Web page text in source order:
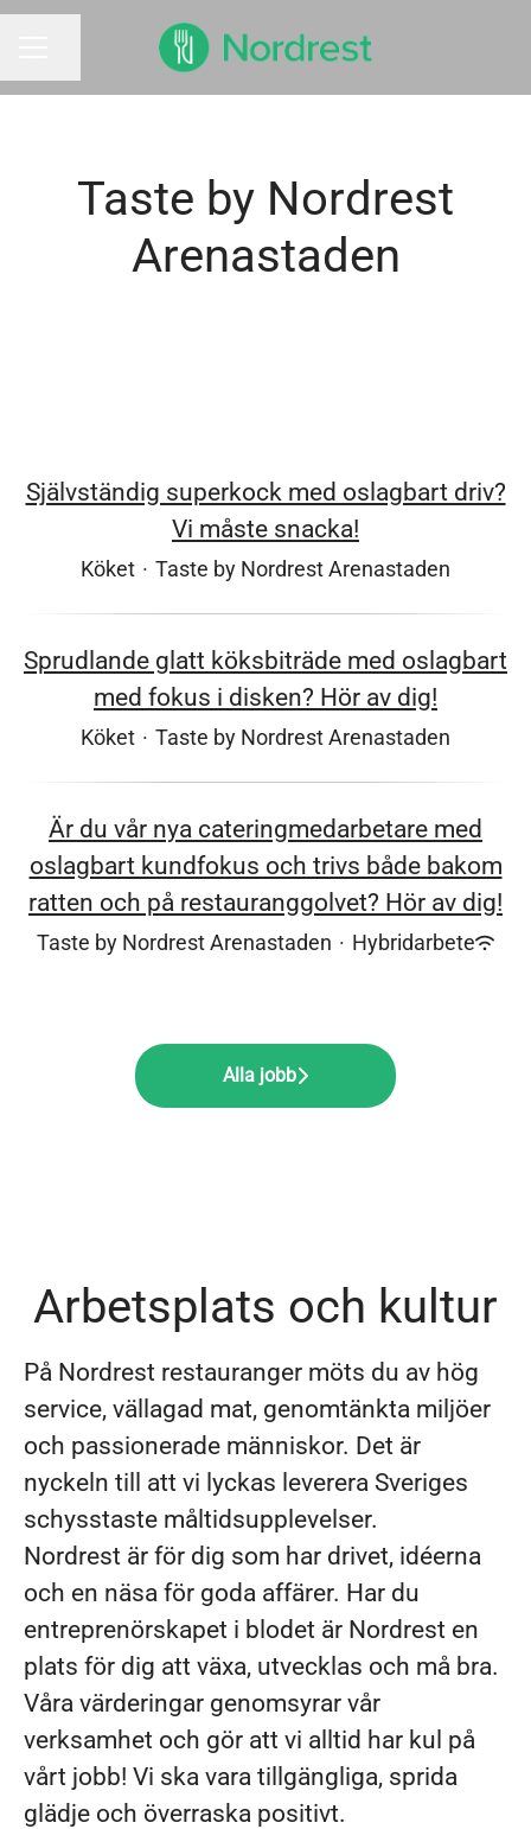
Taste by Nordrest
Arenastaden
Självständig superkock med oslagbart driv?
Vi måste snacka!
Köket · Taste by Nordrest Arenastaden
Sprudlande glatt köksbiträde med oslagbart
med fokus i disken? Hör av dig!
Köket · Taste by Nordrest Arenastaden
Är du vår nya cateringmedarbetare med
oslagbart kundfokus och trivs både bakom
ratten och på restauranggolvet? Hör av dig!
Taste by Nordrest Arenastaden · Hybridarbete
Alla jobb
Arbetsplats och kultur
På Nordrest restauranger möts du av hög
service, vällagad mat, genomtänkta miljöer
och passionerade människor. Det är
nyckeln till att vi lyckas leverera Sveriges
schysstaste måltidsupplevelser.
Nordrest är för dig som har drivet, idéerna
och en näsa för goda affärer. Har du
entreprenörskapet i blodet är Nordrest en
plats för dig att växa, utvecklas och må bra.
Våra värderingar genomsyrar vår
verksamhet och gör att vi alltid har kul på
vårt jobb! Vi ska vara tillgängliga, sprida
glädje och överraska positivt.